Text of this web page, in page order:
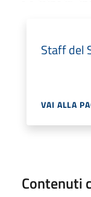
Staff del
VAI ALLA
Contenuti